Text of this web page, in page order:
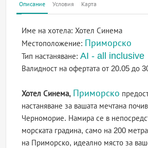
Описание Условия Карта
Име на хотела: Хотел Синема
Местоположение: Приморско
Тип настаняване:AI - all inclusive
Валидност на офертатаот 20.05 до
Хотел Синема, Приморско
настаняване за вашата мечтана
Черноморие. Намира се в
морската градина, само на 200
на Приморско, идеално място за